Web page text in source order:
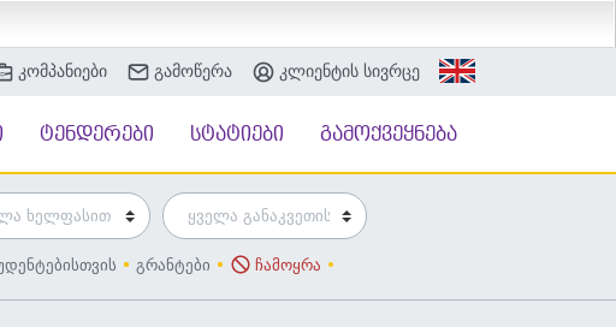
კომპანიები გამოწერა კლიენტის სივრცე
ტენდერები სტატიები გამოქვეყნება
გრანტები ჩამოყრა